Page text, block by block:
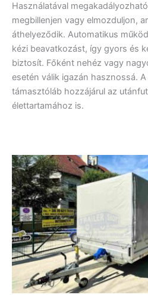
Használatával
megbillenjen vagy elmozduljon,
áthelyeződik. Automatikus
kézi beavatkozást, így gyors és
biztosít. Főként nehéz vagy
esetén válik igazán hasznossá.
támasztóláb hozzájárul az
élettartamához is.